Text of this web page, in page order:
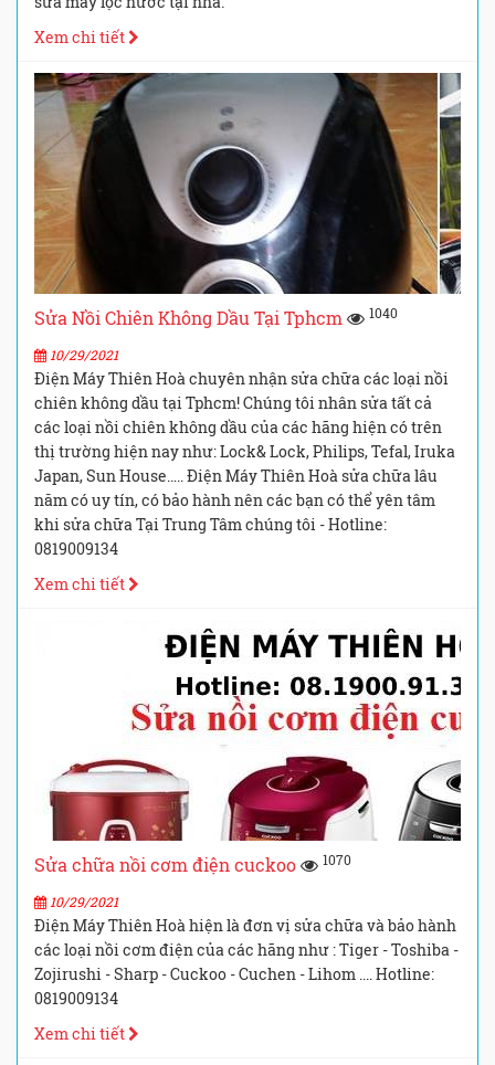
Xem chi tiết
Sửa Nồi Chiên Không Dầu Tại Tphcm 1040
10/29/2021
Điện Máy Thiên Hoà chuyên nhận sửa chữa các loại nồi
chiên không dầu tại Tphcm! Chúng tôi nhân sửa tất cả
các loại nồi chiên không dầu của các hãng hiện có trên
thị trường hiện nay như: Lock& Lock, Philips, Tefal, Iruka
Japan, Sun House….. Điện Máy Thiên Hoà sửa chữa lâu
năm có uy tín, có bảo hành nên các bạn có thể yên tâm
khi sửa chữa Tại Trung Tâm chúng tôi - Hotline:
0819009134
Xem chi tiết
Sửa chữa nồi cơm điện cuckoo 1070
10/29/2021
Điện Máy Thiên Hoà hiện là đơn vị sửa chữa và bảo hành
các loại nồi cơm điện của các hãng như : Tiger - Toshiba -
Zojirushi - Sharp - Cuckoo - Cuchen - Lihom .... Hotline:
0819009134
Xem chi tiết